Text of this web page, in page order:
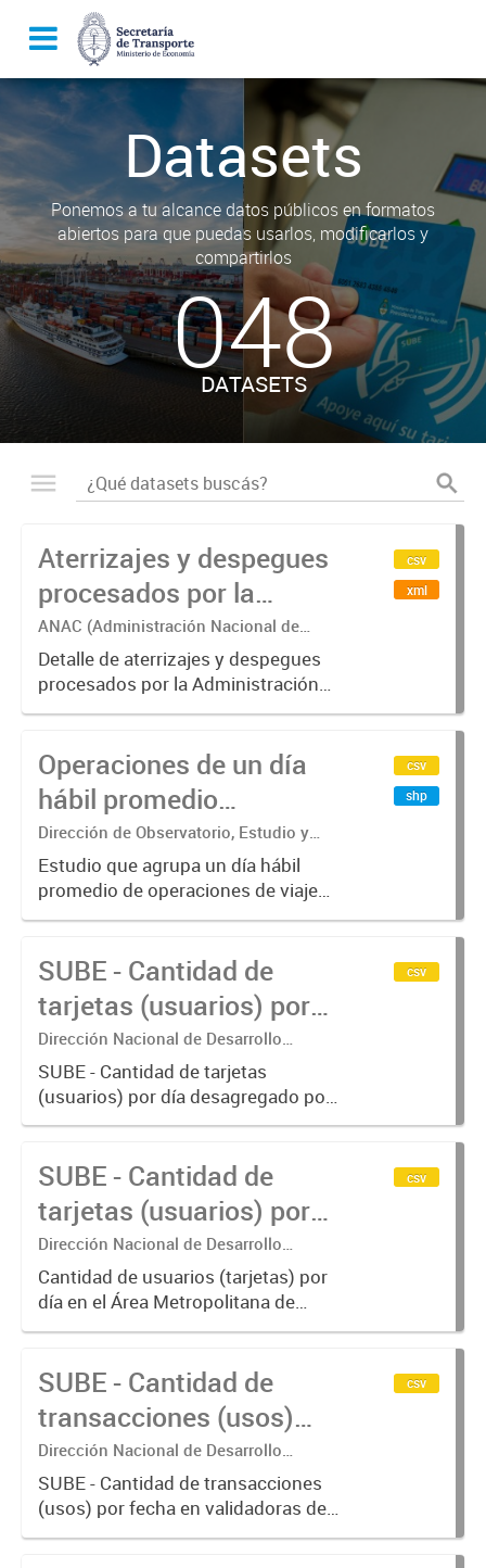
Datasets
Ponemos a tu alcance datos públicos en formatos
abiertos para que puedas usarlos, modificarlos y
compartirlos
048
DATASETS
Aterrizajes y despegues
procesados por la
Administración Nacional
de Aviación Civil (ANAC)
ANAC (Administración Nacional de
Aviación Civil)
Detalle de aterrizajes y despegues
procesados por la Administración
Nacional de Aviación Civil.-
csv
xml
Operaciones de un día
hábil promedio
agregados en
hexágonos, por Modo de
transporte y Hora
Dirección de Observatorio, Estudio y
Sistemas – Ministerio de Transporte
Estudio que agrupa un día hábil
promedio de operaciones de viajes
del sistema único de boleto
transporte urbano de pasajeros de
RMBA incluyendo trenes,
subterráneos,...
csv
shp
SUBE - Cantidad de
tarjetas (usuarios) por
día.
Dirección Nacional de Desarrollo
Tecnológico - Ministerio de Transporte.
SUBE - Cantidad de tarjetas
(usuarios) por día desagregado por
modo de transporte.
csv
SUBE - Cantidad de
tarjetas (usuarios) por
día en AMBA.
Dirección Nacional de Desarrollo
Tecnológico - Ministerio de Transporte.
Cantidad de usuarios (tarjetas) por
día en el Área Metropolitana de
Buenos Aires desagregado por
csv
SUBE - Cantidad de
transacciones (usos)
por fecha
Dirección Nacional de Desarrollo
Tecnológico - Ministerio de Transporte.
SUBE - Cantidad de transacciones
(usos) por fecha en validadoras de
la red SUBE.
csv